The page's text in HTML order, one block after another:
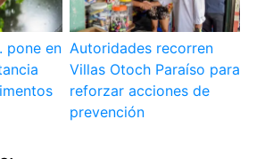
pone en Autoridades recorren
Villas Otoch Paraíso para
reforzar acciones de
prevención